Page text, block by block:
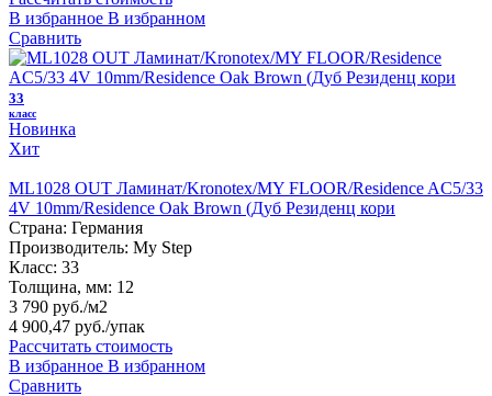
В избранное В избранном
Сравнить
33
класс
Новинка
Хит
ML1028 OUT Ламинат/Kronotex/MY FLOOR/Residence AC5/33
4V 10mm/Residence Oak Brown (Дуб Резиденц кори
Страна: Германия
Производитель: My Step
Класс: 33
Толщина, мм: 12
3 790 руб./м2
4 900,47 руб./упак
Рассчитать стоимость
В избранное В избранном
Сравнить